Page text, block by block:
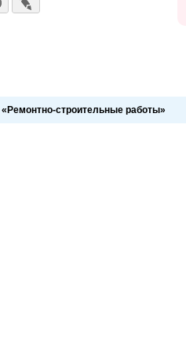
«Ремонтно-строительные работы»